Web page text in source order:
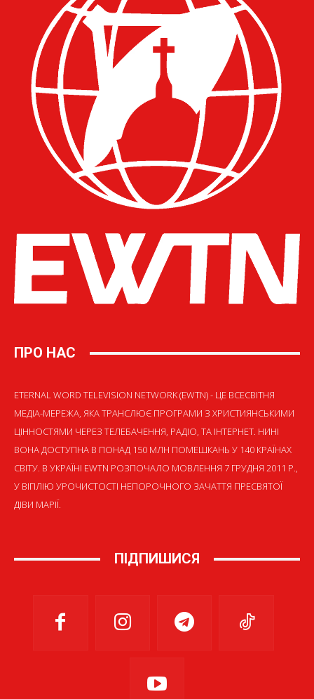
ПРО НАС
ETERNAL WORD TELEVISION NETWORK (EWTN) - ЦЕ ВСЕСВІТНЯ
МЕДІА-МЕРЕЖА, ЯКА ТРАНСЛЮЄ ПРОГРАМИ З ХРИСТИЯНСЬКИМИ
ЦІННОСТЯМИ ЧЕРЕЗ ТЕЛЕБАЧЕННЯ, РАДІО, ТА ІНТЕРНЕТ. НИНІ
ВОНА ДОСТУПНА В ПОНАД 150 МЛН ПОМЕШКАНЬ У 140 КРАЇНАХ
СВІТУ. В УКРАЇНІ EWTN РОЗПОЧАЛО МОВЛЕННЯ 7 ГРУДНЯ 2011 Р.,
У ВІГІЛІЮ УРОЧИСТОСТІ НЕПОРОЧНОГО ЗАЧАТТЯ ПРЕСВЯТОЇ
ДІВИ МАРІЇ.
ПІДПИШИСЯ